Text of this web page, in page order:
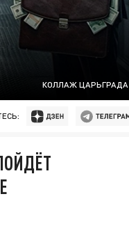
КОЛЛАЖ ЦАРЬГРАДА